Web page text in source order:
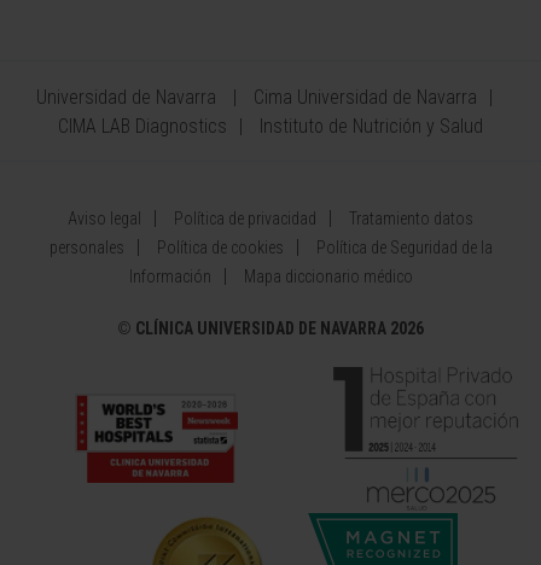
Universidad de Navarra
Cima Universidad de Navarra
CIMA LAB Diagnostics
Instituto de Nutrición y Salud
Aviso legal Política de privacidad
Tratamiento datos
personales
Política de cookies
Política de Seguridad de la
Información
Mapa diccionario médico
© CLÍNICA UNIVERSIDAD DE NAVARRA 2026